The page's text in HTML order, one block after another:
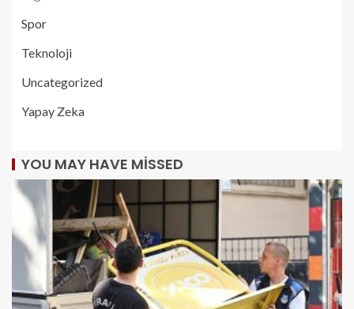
Spor
Teknoloji
Uncategorized
Yapay Zeka
YOU MAY HAVE MISSED